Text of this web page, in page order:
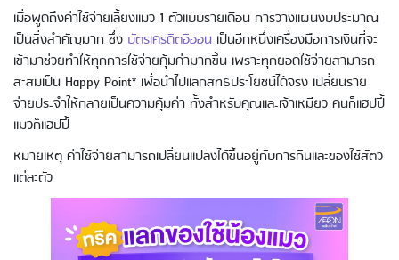
เมื่อพูดถึงค่าใช้จ่ายเลี้ยงแมว 1 ตัวแบบรายเดือน การวางแผนงบประมาณ
เป็นสิ่งสำคัญมาก ซึ่ง บัตรเครดิตอิออน เป็นอีกหนึ่งเครื่องมือการเงินที่จะ
เข้ามาช่วยทำให้ทุกการใช้จ่ายคุ้มค่ามากขึ้น เพราะทุกยอดใช้จ่ายสามารถ
สะสมเป็น Happy Point* เพื่อนำไปแลกสิทธิประโยชน์ได้จริง เปลี่ยนราย
จ่ายประจำให้กลายเป็นความคุ้มค่า ทั้งสำหรับคุณและเจ้าเหมียว คนก็แฮปปี้
แมวก็แฮปปี้
หมายเหตุ ค่าใช้จ่ายสามารถเปลี่ยนแปลงได้ขึ้นอยู่กับการกินและของใช้สัตว์
แต่ละตัว